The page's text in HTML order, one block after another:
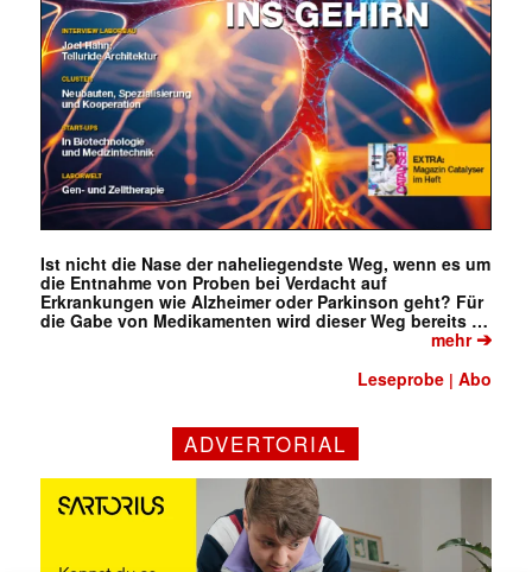
Mit dem |transkript-Newsletter
jede Woche aktuell informiert.
Ist nicht die Nase der naheliegendste Weg, wenn es um
die Entnahme von Proben bei Verdacht auf
Erkrankungen wie Alzheimer oder Parkinson geht? Für
die Gabe von Medikamenten wird dieser Weg bereits …
mehr➔
Leseprobe |Abo
ADVERTORIAL